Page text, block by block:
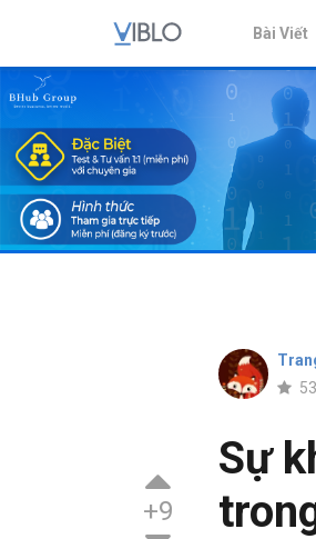
Bài Viết
+9
Sự